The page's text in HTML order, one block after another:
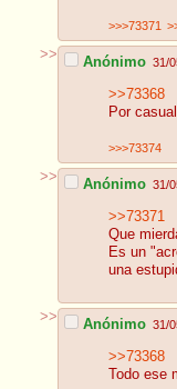
>>>73371
>> Anónimo 31/
>>73368
Por
>>>73374
>> Anónimo 31/
>>73371
Que
Es un
una
>> Anónimo 31/
>>73368
Todo